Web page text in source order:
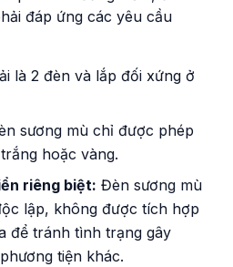
đáp ứng các yêu cầu
là 2 đèn và lắp đối xứng ở
sương mù chỉ được phép
hoặc vàng.
riêng biệt: Đèn sương mù
lập, không được tích hợp
để tránh tình trạng gây
tiện khác.